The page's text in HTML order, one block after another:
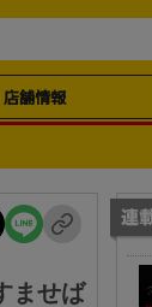
店舗情報
ませば